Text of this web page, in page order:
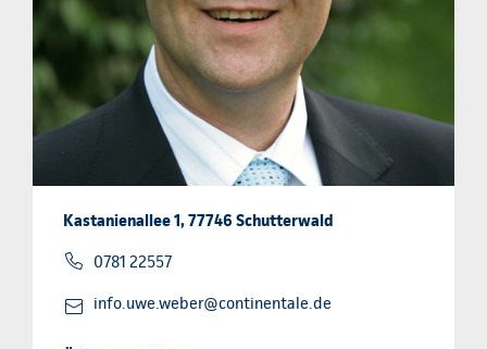
Kastanienallee 1, 77746 Schutterwald
0781 22557
info.uwe.weber@continentale.de